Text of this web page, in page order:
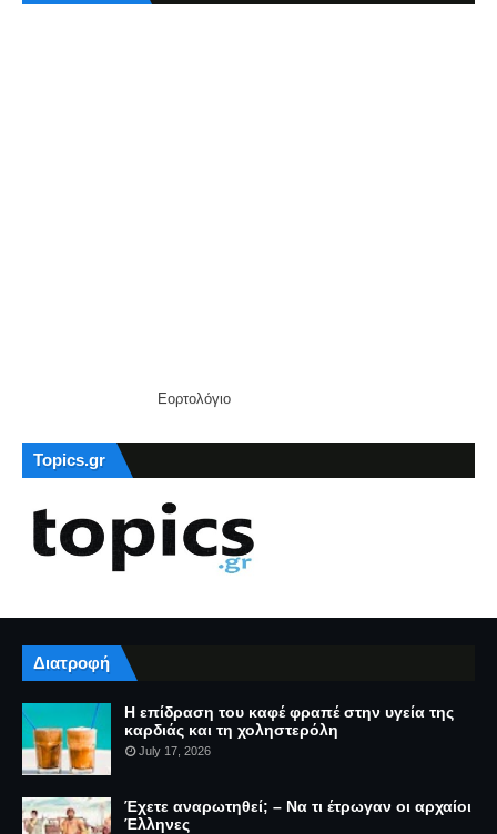
Εορτολόγιο
Topics.gr
Διατροφή
Η επίδραση του καφέ φραπέ στην υγεία της
καρδιάς και τη χοληστερόλη
July 17, 2026
Έχετε αναρωτηθεί; – Να τι έτρωγαν οι αρχαίοι
Έλληνες